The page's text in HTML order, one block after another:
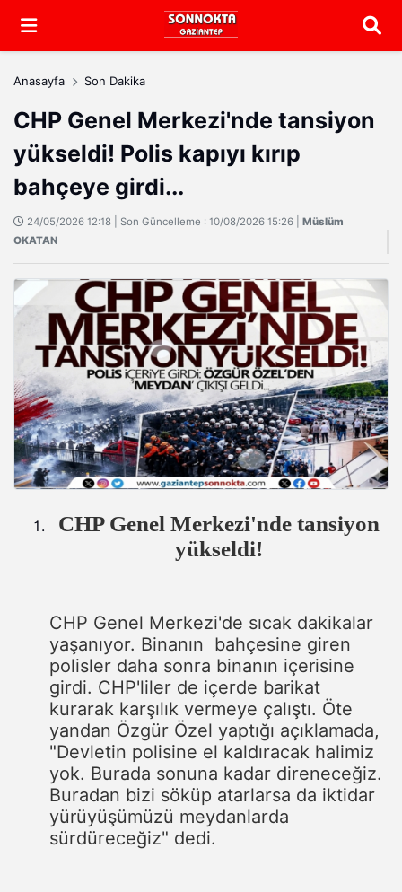
Arama
Anasayfa Son Dakika
CHP Genel Merkezi'nde tansiyon
yükseldi! Polis kapıyı kırıp
bahçeye girdi...
24/05/2026 12:18 | Son Güncelleme : 10/08/2026 15:26 | Müslüm
OKATAN
CHP Genel Merkezi'nde tansiyon
yükseldi!
CHP Genel Merkezi'de sıcak dakikalar
yaşanıyor. Binanın bahçesine giren
polisler daha sonra binanın içerisine
girdi. CHP'liler de içerde barikat
kurarak karşılık vermeye çalıştı. Öte
yandan Özgür Özel yaptığı açıklamada,
"Devletin polisine el kaldıracak halimiz
yok. Burada sonuna kadar direneceğiz.
Buradan bizi söküp atarlarsa da iktidar
yürüyüşümüzü meydanlarda
sürdüreceğiz" dedi.